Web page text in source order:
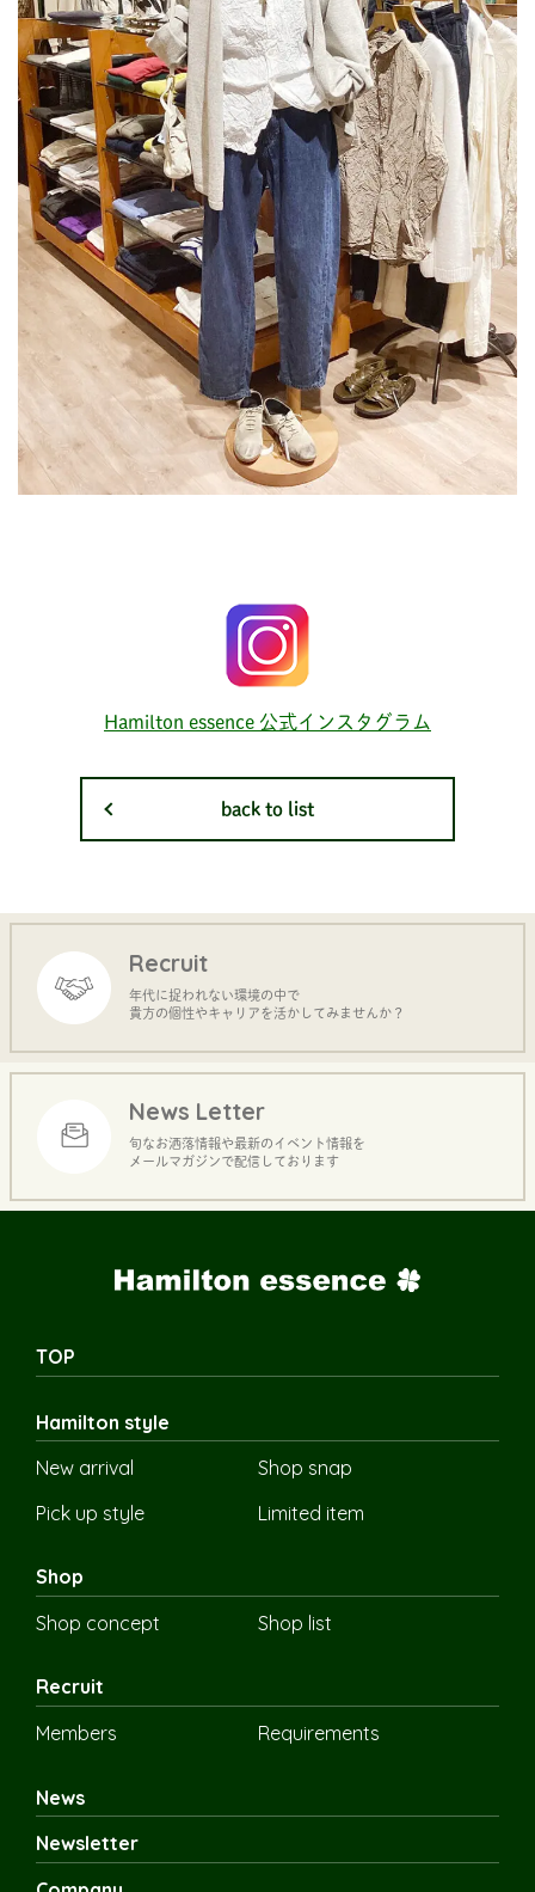
Hamilton essence 公式インスタグラム
back to list
Recruit
年代に捉われない環境の中で
貴方の個性やキャリアを活かしてみませんか？
News Letter
旬なお洒落情報や最新のイベント情報を
メールマガジンで配信しております
TOP
Hamilton style
New arrival
Shop snap
Pick up style
Limited item
Shop
Shop concept
Shop list
Recruit
Members
Requirements
News
Newsletter